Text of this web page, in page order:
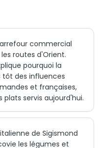
commercial
routes d'Orient.
pourquoi la
tôt des influences
et françaises,
plats servis aujourd'hui.
de Sigismond
les légumes et